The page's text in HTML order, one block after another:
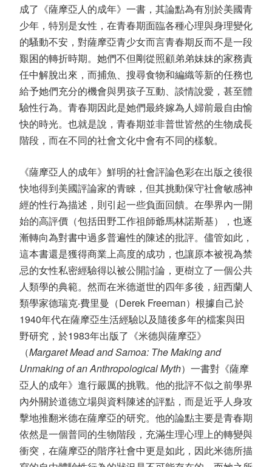
成了《薩摩亞人的成年》一書，其論點為有別於美國青
少年，特別是女性，在青春期面臨各種心理與身理變化
的騷動不安，對薩摩亞青少女而言青春期反而不是一段
艱困的轉折時期。她們不但剛從照顧弟弟妹妹的家務責
任中解脫出來，而捕魚、搜尋食物和編織等新的任務也
給予她們充分的機會與男孩子互動、談情說愛，甚至體
驗性行為。青春期因此是她們最終嫁為人婦前最自由愉
快的時光。也就是說，青春期並非普世皆然的生物成長
階段，而在不同的社會文化中會有不同的樣貌。
《薩摩亞人的成年》鮮明的社會評論色彩在出版之後很
快地得到美國評論家的青睞，但其挑動保守社會敏感神
經的性行為描述，則引起一些負面回饋。在學界內一開
始的高評價（包括田野工作祖師爺馬林諾斯基），也逐
漸轉向為對書中過多普遍性的陳述的批評。儘管如此，
這本書還是獲得商業上高度的成功，也讓原本被視為禁
忌的女性私密經驗得以被公開討論，更樹立了一個公共
人類學的典範。然而在米德逝世的四年多後，紐西蘭人
類學家德瑞克‧費里曼（Derek Freeman）根據自己於
1940年代在薩摩亞生活經驗以及隨後多年的檔案與田
野研究，於1983年出版了《米德與薩摩亞》
（Margaret Mead and Samoa: The Making and
Unmaking of an Anthropological Myth）一書對《薩摩
亞人的成年》進行嚴厲的挑戰。他的批評不似之前學界
內外關於道德立場與資料陳述的評點，而是近乎人身攻
擊地推翻米德在薩摩亞的研究。他的論點主要是青春期
依然是一個普同的生物階段，充滿生理心理上的轉變與
衝突，在薩摩亞的階序社會中更是如此，因此米德所描